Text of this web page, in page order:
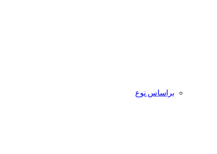
براساس نوع